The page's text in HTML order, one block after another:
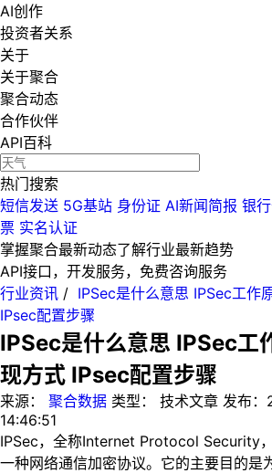
AI创作
投资者关系
关于
关于聚合
聚合动态
合作伙伴
API百科
热门搜索
短信发送 5G基站 身份证 AI新闻简报 银
票 实名认证
掌握聚合最新动态了解行业最新趋势
API接口，开发服务，免费咨询服务
行业资讯 / IPSec是什么意思 IPSec工作
IPsec配置步骤
IPSec是什么意思 IPSec工
现方式 IPsec配置步骤
来源： 聚合数据 类型： 技术文章 发布：
14:46:51
IPSec，全称Internet Protocol Security
一种网络通信加密协议。它的主要目的是